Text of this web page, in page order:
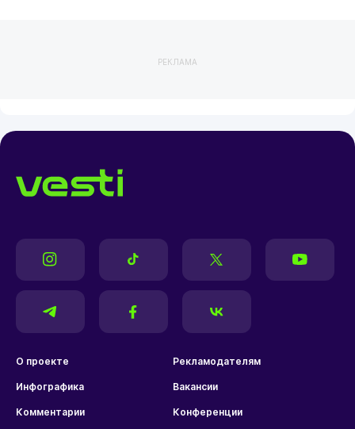
РЕКЛАМА
О проекте Рекламодателям
Инфографика Вакансии
Комментарии Конференции